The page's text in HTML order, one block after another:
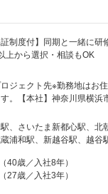
高津駅(神奈川県)、新越
池ノ上駅、東京ディズニ
駅、南新宿駅、大塚駅(東
、大久保駅(東京都)、府
公園駅、祖師ケ谷大蔵駅
谷駅、都庁前駅、杉田駅(
ナル駅(東京モノレール・
門駅、津田沼駅、溜池山
駅、新富町駅(東京都)、上
山駅、程久保駅、東葉勝
証制度付】同期と一緒に
上から選択・相談もOK
ジェクト先※勤務地はお
。【本社】神奈川県横浜
京浜急行電鉄「京急鶴見駅
徒歩6分☆シェアハウス
ェクト先になりますが、
ので、地方からの応募者
、さいたま新都心駅、北
浦和駅、新越谷駅、越谷
、新三郷駅、志木駅、春
、川越駅、西川口駅、草
40歳／入社8年）
27歳／入社3年）